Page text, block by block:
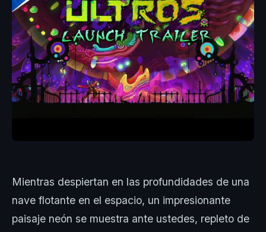
Mientras despiertan en las profundidades de una
nave flotante en el espacio, un impresionante
paisaje neón se muestra ante ustedes, repleto de